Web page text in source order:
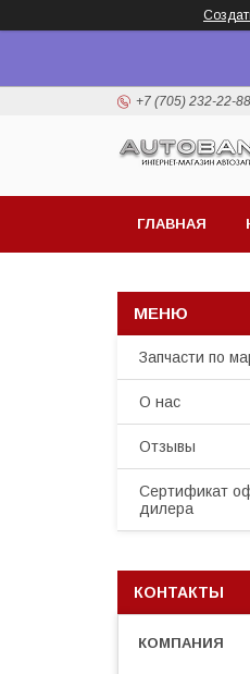
+7 (705) 232-22-88
ГЛАВНАЯ
Запчасти по
О нас
Отзывы
Сертификат
дилера
КОНТАКТЫ